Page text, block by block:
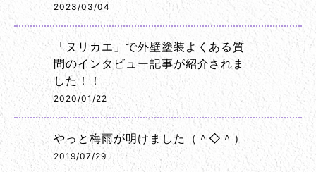
2023/03/04
「ヌリカエ」で外壁塗装よくある質
問のインタビュー記事が紹介されま
した！！
2020/01/22
やっと梅雨が明けました（＾◇＾）
2019/07/29